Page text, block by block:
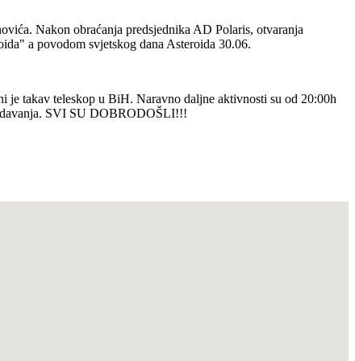
Nakon obraćanja predsjednika AD Polaris, otvaranja
a povodom svjetskog dana Asteroida 30.06.
je takav teleskop u BiH. Naravno daljne aktivnosti su od 20:00h
SVI SU DOBRODOŠLI!!!